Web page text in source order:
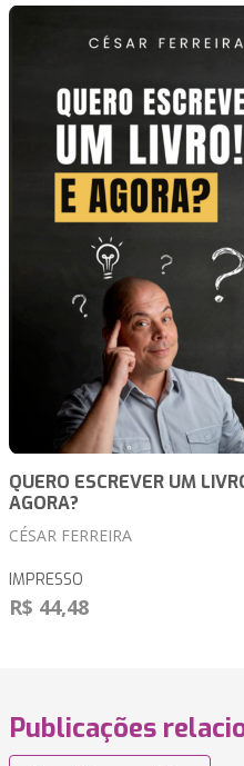
QUERO ESCREVER UM
AGORA?
CÉSAR FERREIRA
IMPRESSO
R$ 44,48
Publicações